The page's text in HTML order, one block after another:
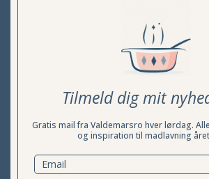
Tilmeld dig mit
Gratis mail fra Valdemarsro hver lørdag.
og inspiration til madlavning